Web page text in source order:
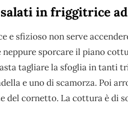
in friggitrice
e sfizioso non serve
sporcare il piano
tagliare la sfoglia in tanti
e uno di scamorza. Poi
del cornetto. La cottura è di